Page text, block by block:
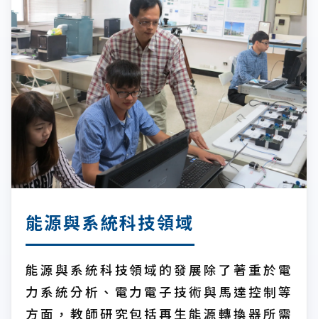
能源與系統科技領域
能源與系統科技領域的發展除了著重於電
力系統分析、電力電子技術與馬達控制等
方面，教師研究包括再生能源轉換器所需